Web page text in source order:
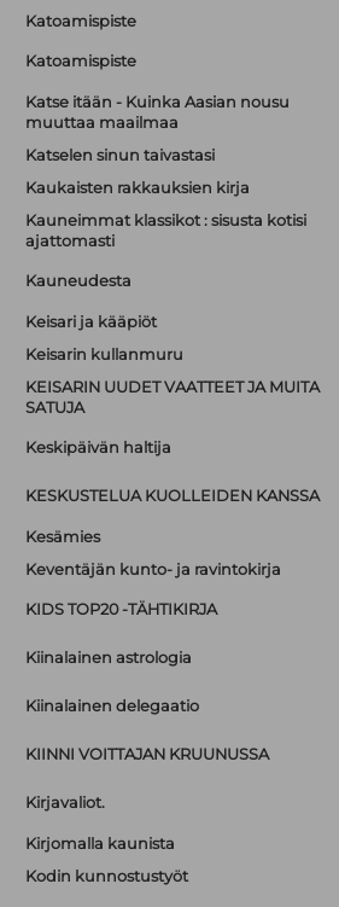
Katoamispiste
Katoamispiste
Katse itään - Kuinka Aasian nousu
muuttaa maailmaa
Katselen sinun taivastasi
Kaukaisten rakkauksien kirja
Kauneimmat klassikot : sisusta kotisi
ajattomasti
Kauneudesta
Keisari ja kääpiöt
Keisarin kullanmuru
KEISARIN UUDET VAATTEET JA MUITA
SATUJA
Keskipäivän haltija
KESKUSTELUA KUOLLEIDEN KANSSA
Kesämies
Keventäjän kunto- ja ravintokirja
KIDS TOP20 -TÄHTIKIRJA
Kiinalainen astrologia
Kiinalainen delegaatio
KIINNI VOITTAJAN KRUUNUSSA
Kirjavaliot.
Kirjomalla kaunista
Kodin kunnostustyöt